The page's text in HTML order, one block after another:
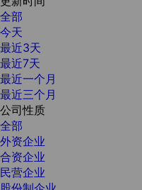
全部
今天
最近3天
最近7天
最近一个月
最近三个月
公司性质
全部
外资企业
合资企业
民营企业